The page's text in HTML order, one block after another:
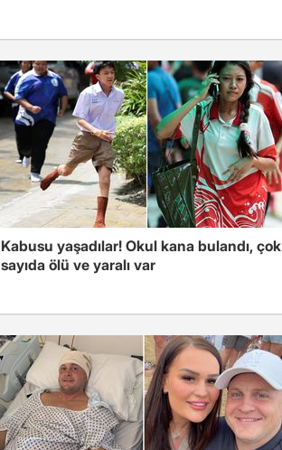
Kabusu yaşadılar! Okul kana bulandı, çok
sayıda ölü ve yaralı var